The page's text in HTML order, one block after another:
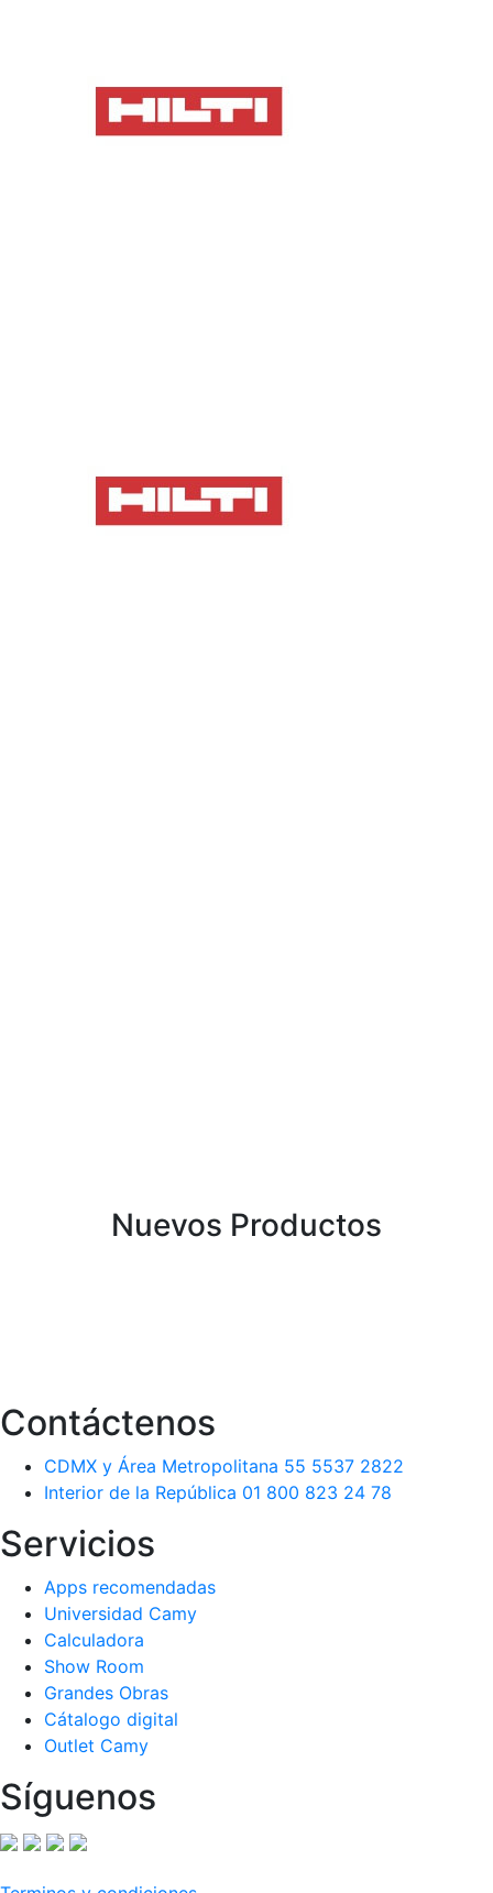
Nuevos Productos
Contáctenos
CDMX y Área Metropolitana 55 5537 2822
Interior de la República 01 800 823 24 78
Servicios
Apps recomendadas
Universidad Camy
Calculadora
Show Room
Grandes Obras
Cátalogo digital
Outlet Camy
Síguenos